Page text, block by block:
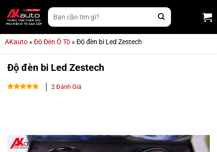
qua
nội
Tìm
kiếm:
AKauto » Độ Đèn Ô Tô » Độ đèn bi Led Zestech
Độ đèn bi Led Zestech
2Đánh Giá